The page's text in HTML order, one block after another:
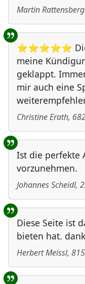
Martin
⭐⭐⭐⭐⭐
meine
geklappt.
mir auch eine
Christine Erath,
Ist die perfekte
vorzunehmen.
Johannes Scheidl,
Diese Seite ist
bieten hat.
Herbert Meissl,